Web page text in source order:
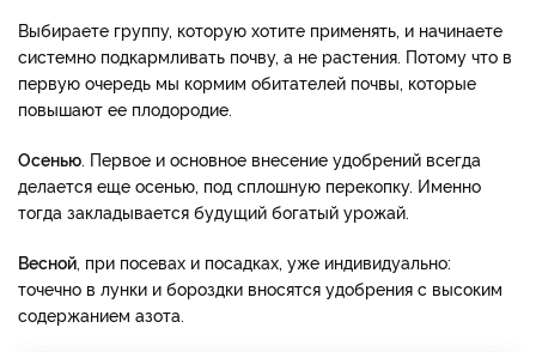
Выбираете группу, которую хотите применять, и начинаете
системно подкармливать почву, а не растения. Потому что в
первую очередь мы кормим обитателей почвы, которые
повышают ее плодородие.
Осенью. Первое и основное внесение удобрений всегда
делается еще осенью, под сплошную перекопку. Именно
тогда закладывается будущий богатый урожай.
Весной, при посевах и посадках, уже индивидуально:
точечно в лунки и бороздки вносятся удобрения с высоким
содержанием азота.